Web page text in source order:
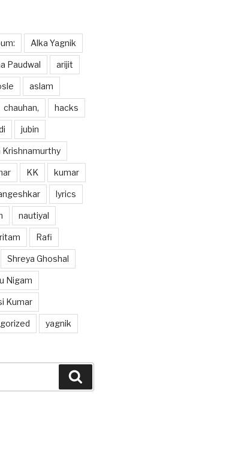
Alka Yagnik
Paudwal arijit
aslam
chauhan, hacks
jubin
Krishnamurthy
KK kumar
lyrics
nautiyal
Rafi
Shreya Ghoshal
Nigam
Kumar
yagnik